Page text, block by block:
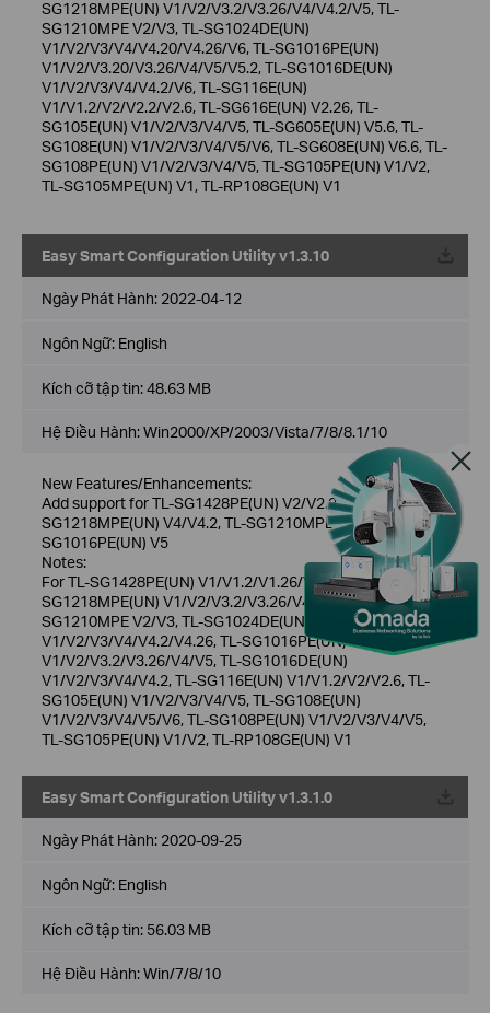
SG1218MPE(UN) V1/V2/V3.2/V3.26/V4/V4.2/V5, TL-
SG1210MPE V2/V3, TL-SG1024DE(UN)
V1/V2/V3/V4/V4.20/V4.26/V6, TL-SG1016PE(UN)
V1/V2/V3.20/V3.26/V4/V5/V5.2, TL-SG1016DE(UN)
V1/V2/V3/V4/V4.2/V6, TL-SG116E(UN)
V1/V1.2/V2/V2.2/V2.6, TL-SG616E(UN) V2.26, TL-
SG105E(UN) V1/V2/V3/V4/V5, TL-SG605E(UN) V5.6, TL-
SG108E(UN) V1/V2/V3/V4/V5/V6, TL-SG608E(UN) V6.6, TL-
SG108PE(UN) V1/V2/V3/V4/V5, TL-SG105PE(UN) V1/V2,
TL-SG105MPE(UN) V1, TL-RP108GE(UN) V1
Easy Smart Configuration Utility v1.3.10
Về
Ngày Phát Hành: 2022-04-12
Ngôn Ngữ: English
Kích cỡ tập tin:48.63 MB
Hệ Điều Hành: Win2000/XP/2003/Vista/7/8/8.1/10
New Features/Enhancements:
Add support for TL-SG1428PE(UN) V2/V2.20, TL-
SG1218MPE(UN) V4/V4.2, TL-SG1210MPE(UN) V3 and TL-
SG1016PE(UN) V5
Notes:
For TL-SG1428PE(UN) V1/V1.2/V1.26/V2/V2.2, TL-
SG1218MPE(UN) V1/V2/V3.2/V3.26/V4/V4.2, TL-
SG1210MPE V2/V3, TL-SG1024DE(UN)
V1/V2/V3/V4/V4.2/V4.26, TL-SG1016PE(UN)
V1/V2/V3.2/V3.26/V4/V5, TL-SG1016DE(UN)
V1/V2/V3/V4/V4.2, TL-SG116E(UN) V1/V1.2/V2/V2.6, TL-
SG105E(UN) V1/V2/V3/V4/V5, TL-SG108E(UN)
V1/V2/V3/V4/V5/V6, TL-SG108PE(UN) V1/V2/V3/V4/V5,
TL-SG105PE(UN) V1/V2, TL-RP108GE(UN) V1
Easy Smart Configuration Utility v1.3.1.0
Về
Ngày Phát Hành: 2020-09-25
Ngôn Ngữ: English
Kích cỡ tập tin: 56.03 MB
Hệ Điều Hành: Win/7/8/10